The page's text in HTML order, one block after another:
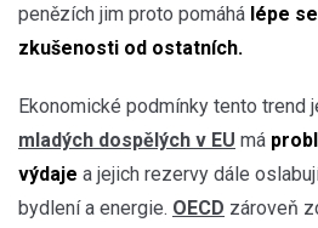
penězích jim proto pomáhá lépe
zkušenosti od ostatních.
Ekonomické podmínky tento trend
mladých dospělých v EU má
výdaje a jejich rezervy dále
bydlení a energie. OECD zároveň